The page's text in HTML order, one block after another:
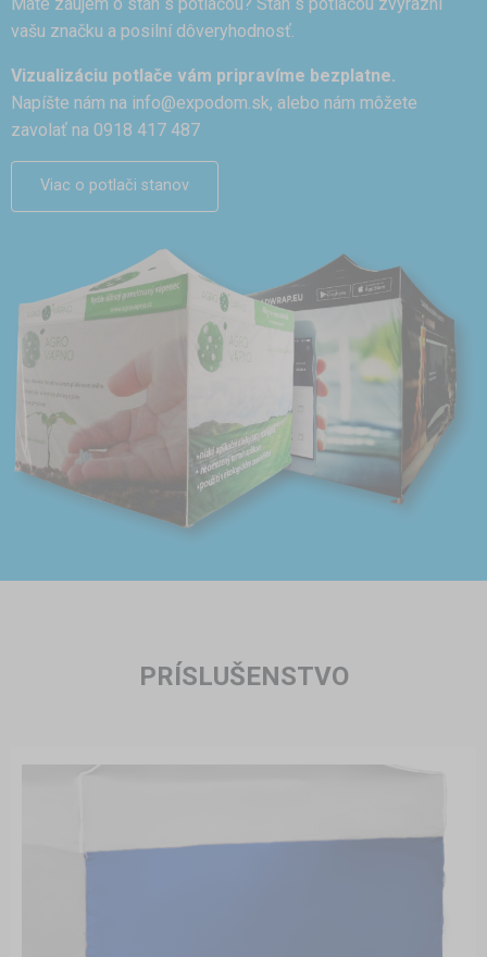
vašu značku a posilní dôveryhodnosť.
Vizualizáciu potlače vám pripravíme bezplatne.
Napíšte nám na info@expodom.sk, alebo nám môžete
zavolať na 0918 417 487
Viac o potlači stanov
PRÍSLUŠENSTVO